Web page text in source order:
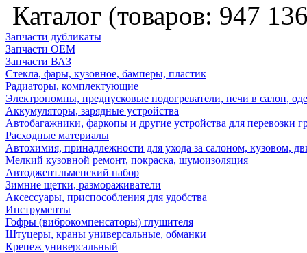
Каталог (товаров: 947
Запчасти дубликаты
Запчасти ОЕМ
Запчасти ВАЗ
Стекла, фары, кузовное, бамперы, пластик
Радиаторы, комплектующие
Электропомпы, предпусковые подогреватели, печи в салон,
Аккумуляторы, зарядные устройства
Автобагажники, фаркопы и другие устройства для перевозки
Расходные материалы
Автохимия, принадлежности для ухода за салоном, кузовом,
Мелкий кузовной ремонт, покраска, шумоизоляция
Автоджентльменский набор
Зимние щетки, размораживатели
Аксессуары, приспособления для удобства
Инструменты
Гофры (виброкомпенсаторы) глушителя
Штуцеры, краны универсальные, обманки
Крепеж универсальный